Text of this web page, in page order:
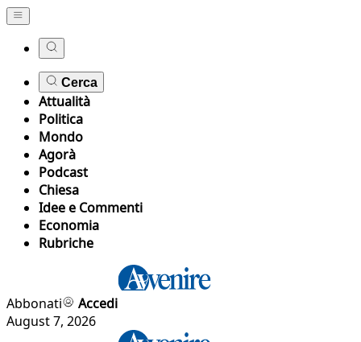
Cerca
Attualità
Politica
Mondo
Agorà
Podcast
Chiesa
Idee e Commenti
Economia
Rubriche
Abbonati
Accedi
August 7, 2026